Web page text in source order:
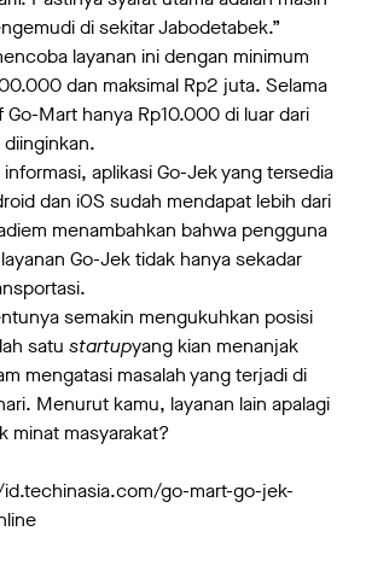
di sekitar Jabodetabek.”
layanan ini dengan minimum
dan maksimal Rp2 juta. Selama
Go-Mart hanya Rp10.000 di luar dari
aplikasi Go-Jek yang tersedia
dan iOS sudah mendapat lebih dari
menambahkan bahwa pengguna
Go-Jek tidak hanya sekadar
semakin mengukuhkan posisi
satu startupyang kian menanjak
mengatasi masalah yang terjadi di
Menurut kamu, layanan lain apalagi
minat masyarakat?
go-mart-go-jek-